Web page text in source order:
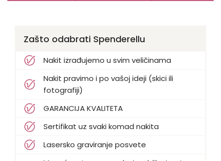
Zašto odabrati Spenderellu
Nakit izrađujemo u svim veličinama
Nakit pravimo i po vašoj ideji (skici ili
fotografiji)
GARANCIJA KVALITETA
Sertifikat uz svaki komad nakita
Lasersko graviranje posvete